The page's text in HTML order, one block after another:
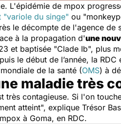
L'épidémie de mpox
"variole du singe" ou
le décompte de l'agence de
à la propagation d'une
et baptisée "Clade Ib", plus
le début de l’année, la
de la santé (OMS) à
maladie très
très contagieuse. Si l'on
atteint", explique Trésor
à Goma, en RDC.